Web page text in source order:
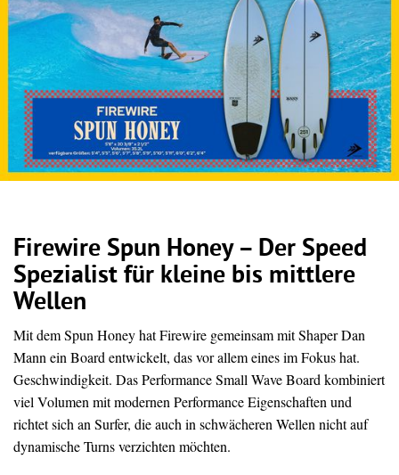
Firewire Spun Honey – Der Speed
Spezialist für kleine bis mittlere
Wellen
Mit dem Spun Honey hat Firewire gemeinsam mit Shaper Dan
Mann ein Board entwickelt, das vor allem eines im Fokus hat.
Geschwindigkeit. Das Performance Small Wave Board kombiniert
viel Volumen mit modernen Performance Eigenschaften und
richtet sich an Surfer, die auch in schwächeren Wellen nicht auf
dynamische Turns verzichten möchten.